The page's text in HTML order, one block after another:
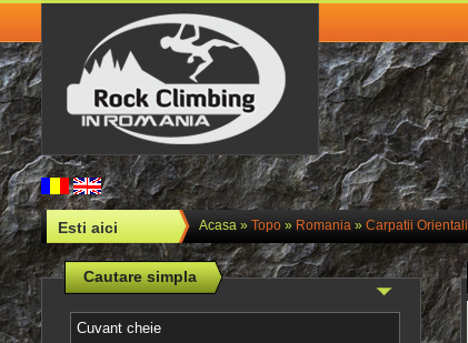
Esti aici Acasa» Topo» Romania» Carpatii Orientali
Cautare simpla